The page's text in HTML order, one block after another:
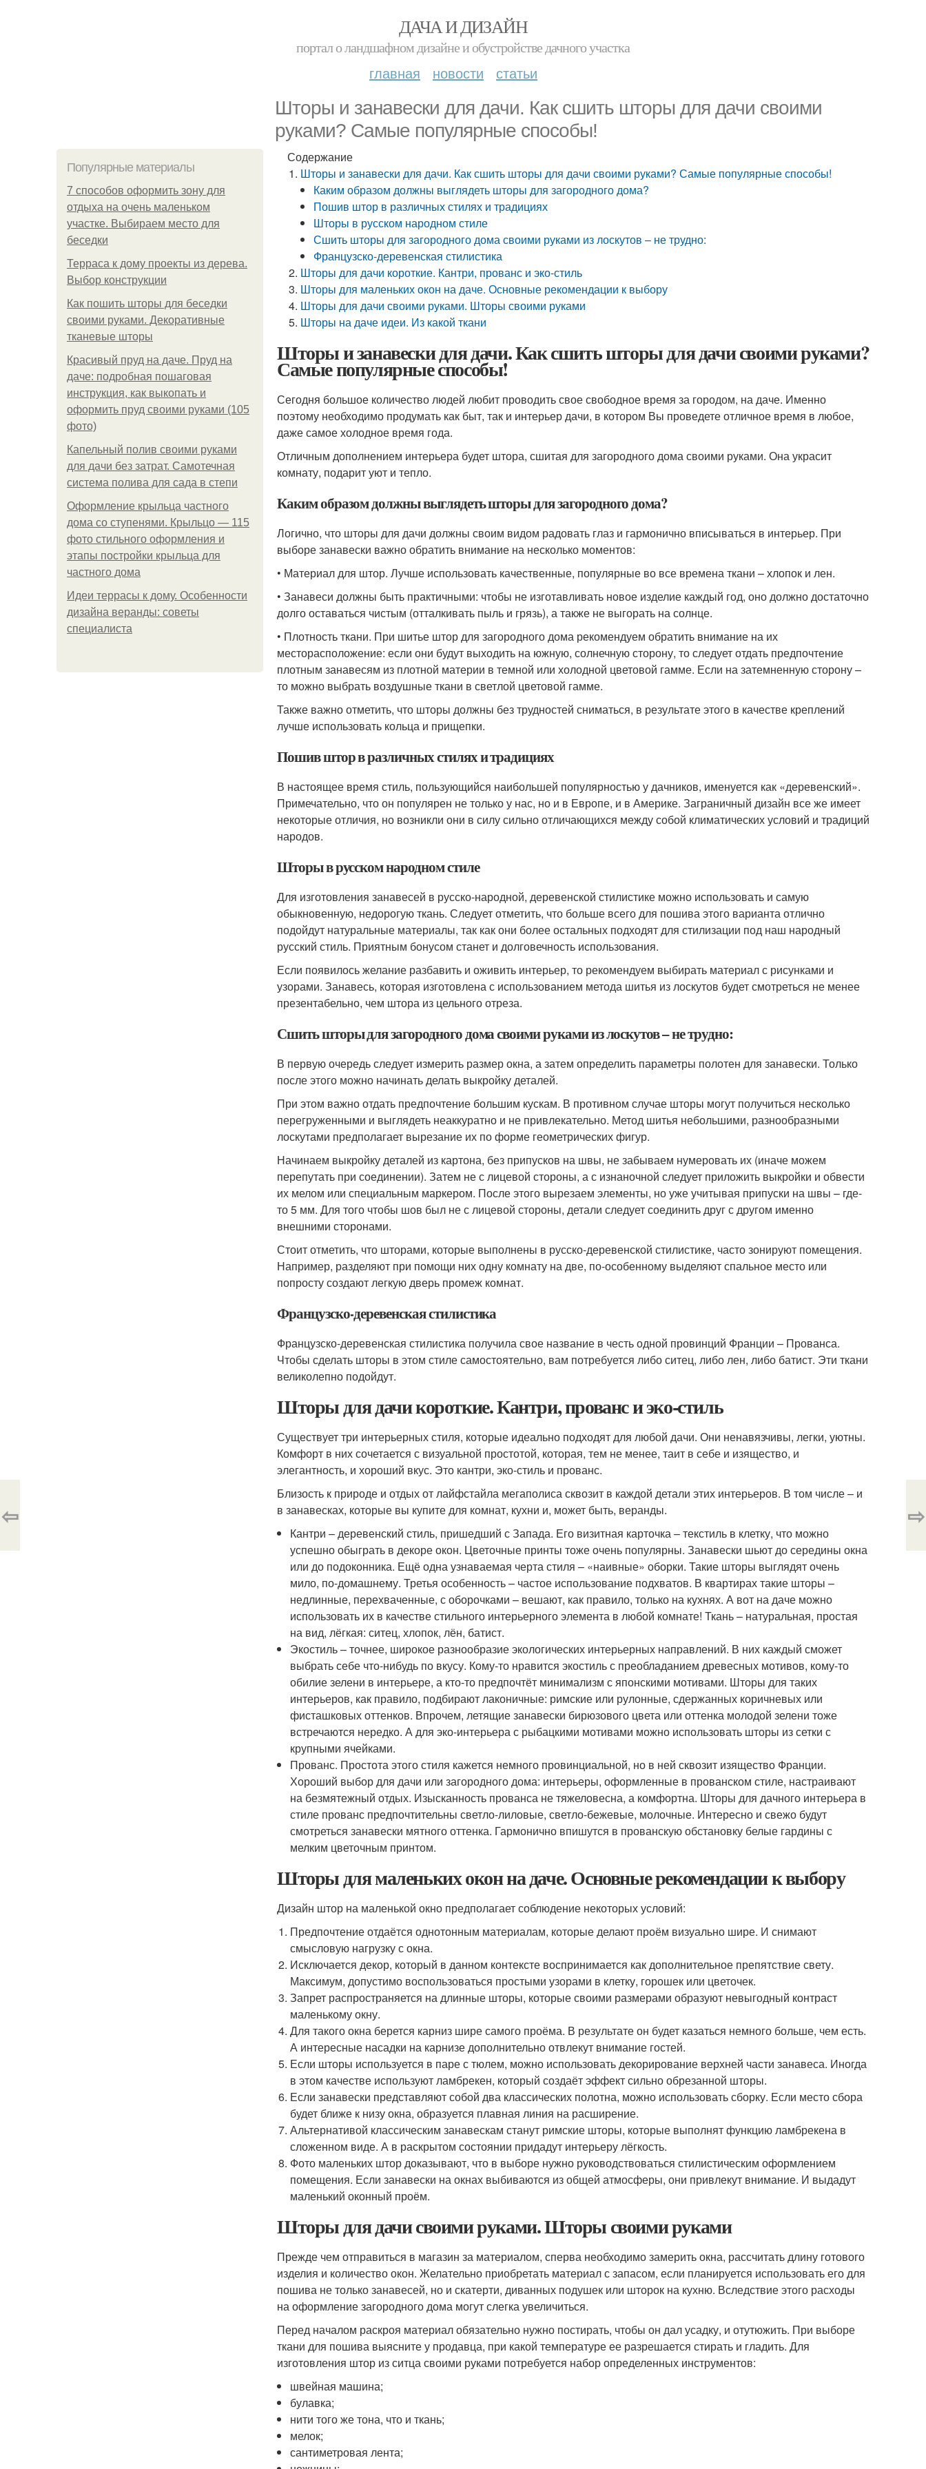
ДАЧА И ДИЗАЙН
портал о ландшафном дизайне и обустройстве дачного участка
главная новости статьи
Шторы и занавески для дачи. Как сшить шторы для дачи своими
руками? Самые популярные способы!
Популярные материалы
7 способов оформить зону для
отдыха на очень маленьком
участке. Выбираем место для
беседки
Терраса к дому проекты из дерева.
Выбор конструкции
Как пошить шторы для беседки
своими руками. Декоративные
тканевые шторы
Красивый пруд на даче. Пруд на
даче: подробная пошаговая
инструкция, как выкопать и
оформить пруд своими руками (105
фото)
Капельный полив своими руками
для дачи без затрат. Самотечная
система полива для сада в степи
Оформление крыльца частного
дома со ступенями. Крыльцо — 115
фото стильного оформления и
этапы постройки крыльца для
частного дома
Идеи террасы к дому. Особенности
дизайна веранды: советы
специалиста
Содержание
Шторы и занавески для дачи. Как сшить шторы для дачи своими руками? Самые популярные способы!
Каким образом должны выглядеть шторы для загородного дома?
Пошив штор в различных стилях и традициях
Шторы в русском народном стиле
Сшить шторы для загородного дома своими руками из лоскутов – не трудно:
Французско-деревенская стилистика
Шторы для дачи короткие. Кантри, прованс и эко-стиль
Шторы для маленьких окон на даче. Основные рекомендации к выбору
Шторы для дачи своими руками. Шторы своими руками
Шторы на даче идеи. Из какой ткани
Шторы и занавески для дачи. Как сшить шторы для дачи своими руками?
Самые популярные способы!
Сегодня большое количество людей любит проводить свое свободное время за городом, на даче. Именно
поэтому необходимо продумать как быт, так и интерьер дачи, в котором Вы проведете отличное время в любое,
даже самое холодное время года.
Отличным дополнением интерьера будет штора, сшитая для загородного дома своими руками. Она украсит
комнату, подарит уют и тепло.
Каким образом должны выглядеть шторы для загородного дома?
Логично, что шторы для дачи должны своим видом радовать глаз и гармонично вписываться в интерьер. При
выборе занавески важно обратить внимание на несколько моментов:
• Материал для штор. Лучше использовать качественные, популярные во все времена ткани – хлопок и лен.
• Занавеси должны быть практичными: чтобы не изготавливать новое изделие каждый год, оно должно достаточно
долго оставаться чистым (отталкивать пыль и грязь), а также не выгорать на солнце.
• Плотность ткани. При шитье штор для загородного дома рекомендуем обратить внимание на их
месторасположение: если они будут выходить на южную, солнечную сторону, то следует отдать предпочтение
плотным занавесям из плотной материи в темной или холодной цветовой гамме. Если на затемненную сторону –
то можно выбрать воздушные ткани в светлой цветовой гамме.
Также важно отметить, что шторы должны без трудностей сниматься, в результате этого в качестве креплений
лучше использовать кольца и прищепки.
Пошив штор в различных стилях и традициях
В настоящее время стиль, пользующийся наибольшей популярностью у дачников, именуется как «деревенский».
Примечательно, что он популярен не только у нас, но и в Европе, и в Америке. Заграничный дизайн все же имеет
некоторые отличия, но возникли они в силу сильно отличающихся между собой климатических условий и традиций
народов.
Шторы в русском народном стиле
Для изготовления занавесей в русско-народной, деревенской стилистике можно использовать и самую
обыкновенную, недорогую ткань. Следует отметить, что больше всего для пошива этого варианта отлично
подойдут натуральные материалы, так как они более остальных подходят для стилизации под наш народный
русский стиль. Приятным бонусом станет и долговечность использования.
Если появилось желание разбавить и оживить интерьер, то рекомендуем выбирать материал с рисунками и
узорами. Занавесь, которая изготовлена с использованием метода шитья из лоскутов будет смотреться не менее
презентабельно, чем штора из цельного отреза.
Сшить шторы для загородного дома своими руками из лоскутов – не трудно:
В первую очередь следует измерить размер окна, а затем определить параметры полотен для занавески. Только
после этого можно начинать делать выкройку деталей.
При этом важно отдать предпочтение большим кускам. В противном случае шторы могут получиться несколько
перегруженными и выглядеть неаккуратно и не привлекательно. Метод шитья небольшими, разнообразными
лоскутами предполагает вырезание их по форме геометрических фигур.
Начинаем выкройку деталей из картона, без припусков на швы, не забываем нумеровать их (иначе можем
перепутать при соединении). Затем не с лицевой стороны, а с изнаночной следует приложить выкройки и обвести
их мелом или специальным маркером. После этого вырезаем элементы, но уже учитывая припуски на швы – где-
то 5 мм. Для того чтобы шов был не с лицевой стороны, детали следует соединить друг с другом именно
внешними сторонами.
Стоит отметить, что шторами, которые выполнены в русско-деревенской стилистике, часто зонируют помещения.
Например, разделяют при помощи них одну комнату на две, по-особенному выделяют спальное место или
попросту создают легкую дверь промеж комнат.
Французско-деревенская стилистика
Французско-деревенская стилистика получила свое название в честь одной провинций Франции – Прованса.
Чтобы сделать шторы в этом стиле самостоятельно, вам потребуется либо ситец, либо лен, либо батист. Эти ткани
великолепно подойдут.
Шторы для дачи короткие. Кантри, прованс и эко-стиль
Существует три интерьерных стиля, которые идеально подходят для любой дачи. Они ненавязчивы, легки, уютны.
Комфорт в них сочетается с визуальной простотой, которая, тем не менее, таит в себе и изящество, и
элегантность, и хороший вкус. Это кантри, эко-стиль и прованс.
Близость к природе и отдых от лайфстайла мегаполиса сквозит в каждой детали этих интерьеров. В том числе – и
в занавесках, которые вы купите для комнат, кухни и, может быть, веранды.
Кантри – деревенский стиль, пришедший с Запада. Его визитная карточка – текстиль в клетку, что можно
успешно обыграть в декоре окон. Цветочные принты тоже очень популярны. Занавески шьют до середины окна
или до подоконника. Ещё одна узнаваемая черта стиля – «наивные» оборки. Такие шторы выглядят очень
мило, по-домашнему. Третья особенность – частое использование подхватов. В квартирах такие шторы –
недлинные, перехваченные, с оборочками – вешают, как правило, только на кухнях. А вот на даче можно
использовать их в качестве стильного интерьерного элемента в любой комнате! Ткань – натуральная, простая
на вид, лёгкая: ситец, хлопок, лён, батист.
Экостиль – точнее, широкое разнообразие экологических интерьерных направлений. В них каждый сможет
выбрать себе что-нибудь по вкусу. Кому-то нравится экостиль с преобладанием древесных мотивов, кому-то
обилие зелени в интерьере, а кто-то предпочтёт минимализм с японскими мотивами. Шторы для таких
интерьеров, как правило, подбирают лаконичные: римские или рулонные, сдержанных коричневых или
фисташковых оттенков. Впрочем, летящие занавески бирюзового цвета или оттенка молодой зелени тоже
встречаются нередко. А для эко-интерьера с рыбацкими мотивами можно использовать шторы из сетки с
крупными ячейками.
Прованс. Простота этого стиля кажется немного провинциальной, но в ней сквозит изящество Франции.
Хороший выбор для дачи или загородного дома: интерьеры, оформленные в прованском стиле, настраивают
на безмятежный отдых. Изысканность прованса не тяжеловесна, а комфортна. Шторы для дачного интерьера в
стиле прованс предпочтительны светло-лиловые, светло-бежевые, молочные. Интересно и свежо будут
смотреться занавески мятного оттенка. Гармонично впишутся в прованскую обстановку белые гардины с
мелким цветочным принтом.
Шторы для маленьких окон на даче. Основные рекомендации к выбору
Дизайн штор на маленькой окно предполагает соблюдение некоторых условий:
Предпочтение отдаётся однотонным материалам, которые делают проём визуально шире. И снимают
смысловую нагрузку с окна.
Исключается декор, который в данном контексте воспринимается как дополнительное препятствие свету.
Максимум, допустимо воспользоваться простыми узорами в клетку, горошек или цветочек.
Запрет распространяется на длинные шторы, которые своими размерами образуют невыгодный контраст
маленькому окну.
Для такого окна берется карниз шире самого проёма. В результате он будет казаться немного больше, чем есть.
А интересные насадки на карнизе дополнительно отвлекут внимание гостей.
Если шторы используется в паре с тюлем, можно использовать декорирование верхней части занавеса. Иногда
в этом качестве используют ламбрекен, который создаёт эффект сильно обрезанной шторы.
Если занавески представляют собой два классических полотна, можно использовать сборку. Если место сбора
будет ближе к низу окна, образуется плавная линия на расширение.
Альтернативой классическим занавескам станут римские шторы, которые выполнят функцию ламбрекена в
сложенном виде. А в раскрытом состоянии придадут интерьеру лёгкость.
Фото маленьких штор доказывают, что в выборе нужно руководствоваться стилистическим оформлением
помещения. Если занавески на окнах выбиваются из общей атмосферы, они привлекут внимание. И выдадут
маленький оконный проём.
Шторы для дачи своими руками. Шторы своими руками
Прежде чем отправиться в магазин за материалом, сперва необходимо замерить окна, рассчитать длину готового
изделия и количество окон. Желательно приобретать материал с запасом, если планируется использовать его для
пошива не только занавесей, но и скатерти, диванных подушек или шторок на кухню. Вследствие этого расходы
на оформление загородного дома могут слегка увеличиться.
Перед началом раскроя материал обязательно нужно постирать, чтобы он дал усадку, и отутюжить. При выборе
ткани для пошива выясните у продавца, при какой температуре ее разрешается стирать и гладить. Для
изготовления штор из ситца своими руками потребуется набор определенных инструментов:
швейная машина;
булавка;
нити того же тона, что и ткань;
мелок;
сантиметровая лента;
⇦ ⇨